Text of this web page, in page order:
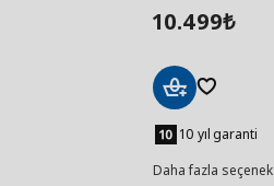
10.499₺
Ekle 10 yıl garanti
Daha fazla seçenek